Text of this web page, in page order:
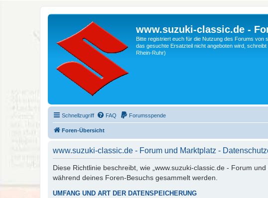
www.suzuki-classic.de -
Bitte registriert euch für die Nutzung des Forums von
das gesuchte Ersatzteil nicht angeboten wird,
Rhein-Ruhr)
Schnellzugriff FAQ Forumsspende
Foren-Übersicht
www.suzuki-classic.de - Forum und Marktplatz -
Diese Richtlinie beschreibt, wie „www.suzuki-classic.de - Forum
während deines Foren-Besuchs gesammelt werden.
UMFANG UND ART DER DATENSPEICHERUNG